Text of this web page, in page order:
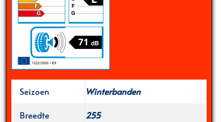
Seizoen
Winterbanden
Breedte
255